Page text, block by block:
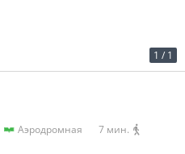
1 / 1
Аэродромная
7 мин.